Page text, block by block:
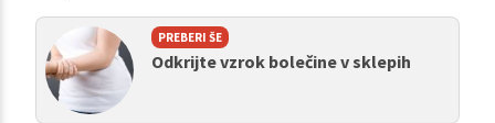
PREBERI ŠE
Odkrijte vzrok bolečine v sklepih